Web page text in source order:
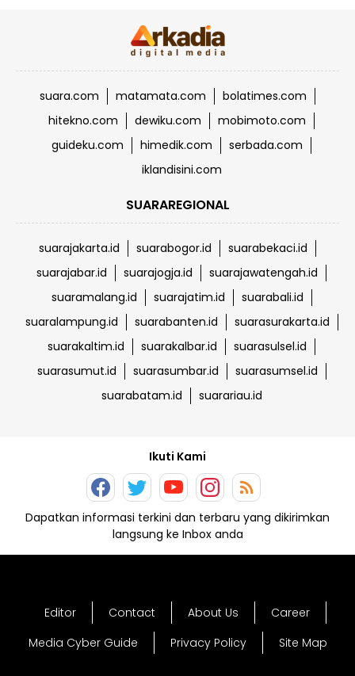
suara.com matamata.com
bolatimes.com
hitekno.com
dewiku.com
mobimoto.com
guideku.com
himedik.com
serbada.com
iklandisini.com
SUARAREGIONAL
suarajakarta.id suarabogor.id
suarabekaci.id
suarajabar.id
suarajogja.id
suarajawatengah.id
suaramalang.id
suarajatim.id
suarabali.id
suaralampung.id
suarabanten.id
suarasurakarta.id
suarakaltim.id
suarakalbar.id
suarasulsel.id
suarasumut.id
suarasumbar.id
suarasumsel.id
suarabatam.id
suarariau.id
Ikuti Kami
Dapatkan informasi terkini dan terbaru yang dikirimkan
langsung ke Inbox anda
Editor Contact About Us
Career
Media Cyber Guide
Privacy Policy Site Map